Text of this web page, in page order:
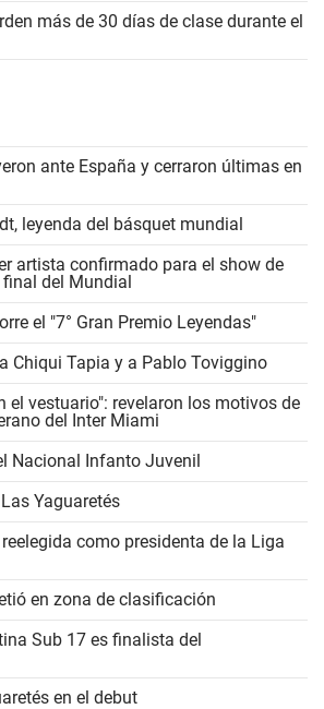
más de 30 días de clase durante el
ante España y cerraron últimas en
leyenda del básquet mundial
artista confirmado para el show de
del Mundial
el "7° Gran Premio Leyendas"
Chiqui Tapia y a Pablo Toviggino
el vestuario": revelaron los motivos de
del Inter Miami
Nacional Infanto Juvenil
Yaguaretés
como presidenta de la Liga
en zona de clasificación
Sub 17 es finalista del
en el debut